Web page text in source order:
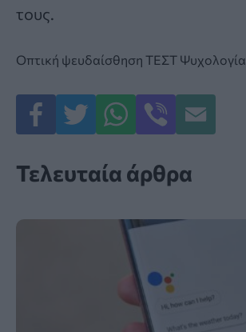
τους.
Οπτική ψευδαίσθηση ΤΕΣΤ Ψυχολογία
Τελευταία άρθρα